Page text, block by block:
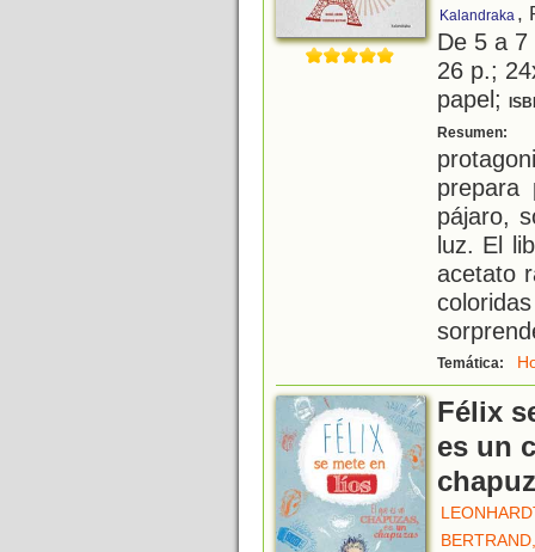
Kalandraka ,
De 5 a
26 p.;
papel;
Resumen:
prepara
pájaro,
luz. El
acetato
Temática:
Félix
es un